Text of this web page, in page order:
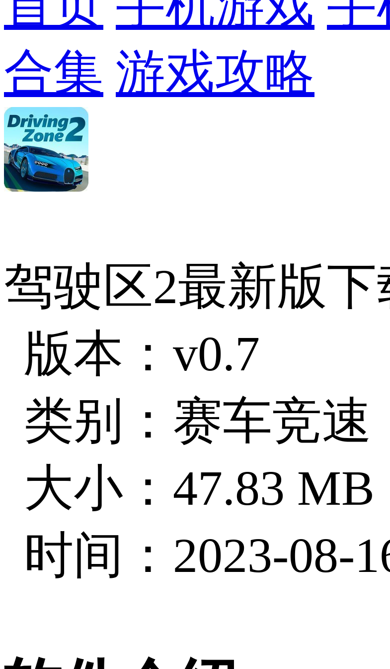
合集 游戏攻略
驾驶区2最新版下
版本：v0.7
类别：赛车竞速
大小：47.83 MB
时间：2023-08-